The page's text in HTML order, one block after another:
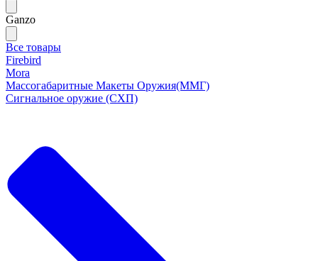
Ganzo
Все товары
Firebird
Mora
Массогабаритные Макеты Оружия(ММГ)
Сигнальное оружие (СХП)